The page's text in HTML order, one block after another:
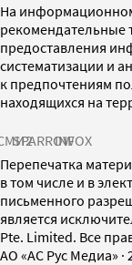
На
рекомендательные
предоставления
систематизации и
к предпочтениям
находящихся на
SPARROWINFOX
Перепечатка
в том числе и в
письменного
является
Pte. Limited. Все
AO «АС Рус Медиа» ·